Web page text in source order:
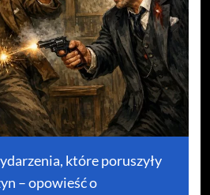
które poruszyły
– opowieść o